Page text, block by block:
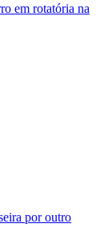
em rotatória na
por outro